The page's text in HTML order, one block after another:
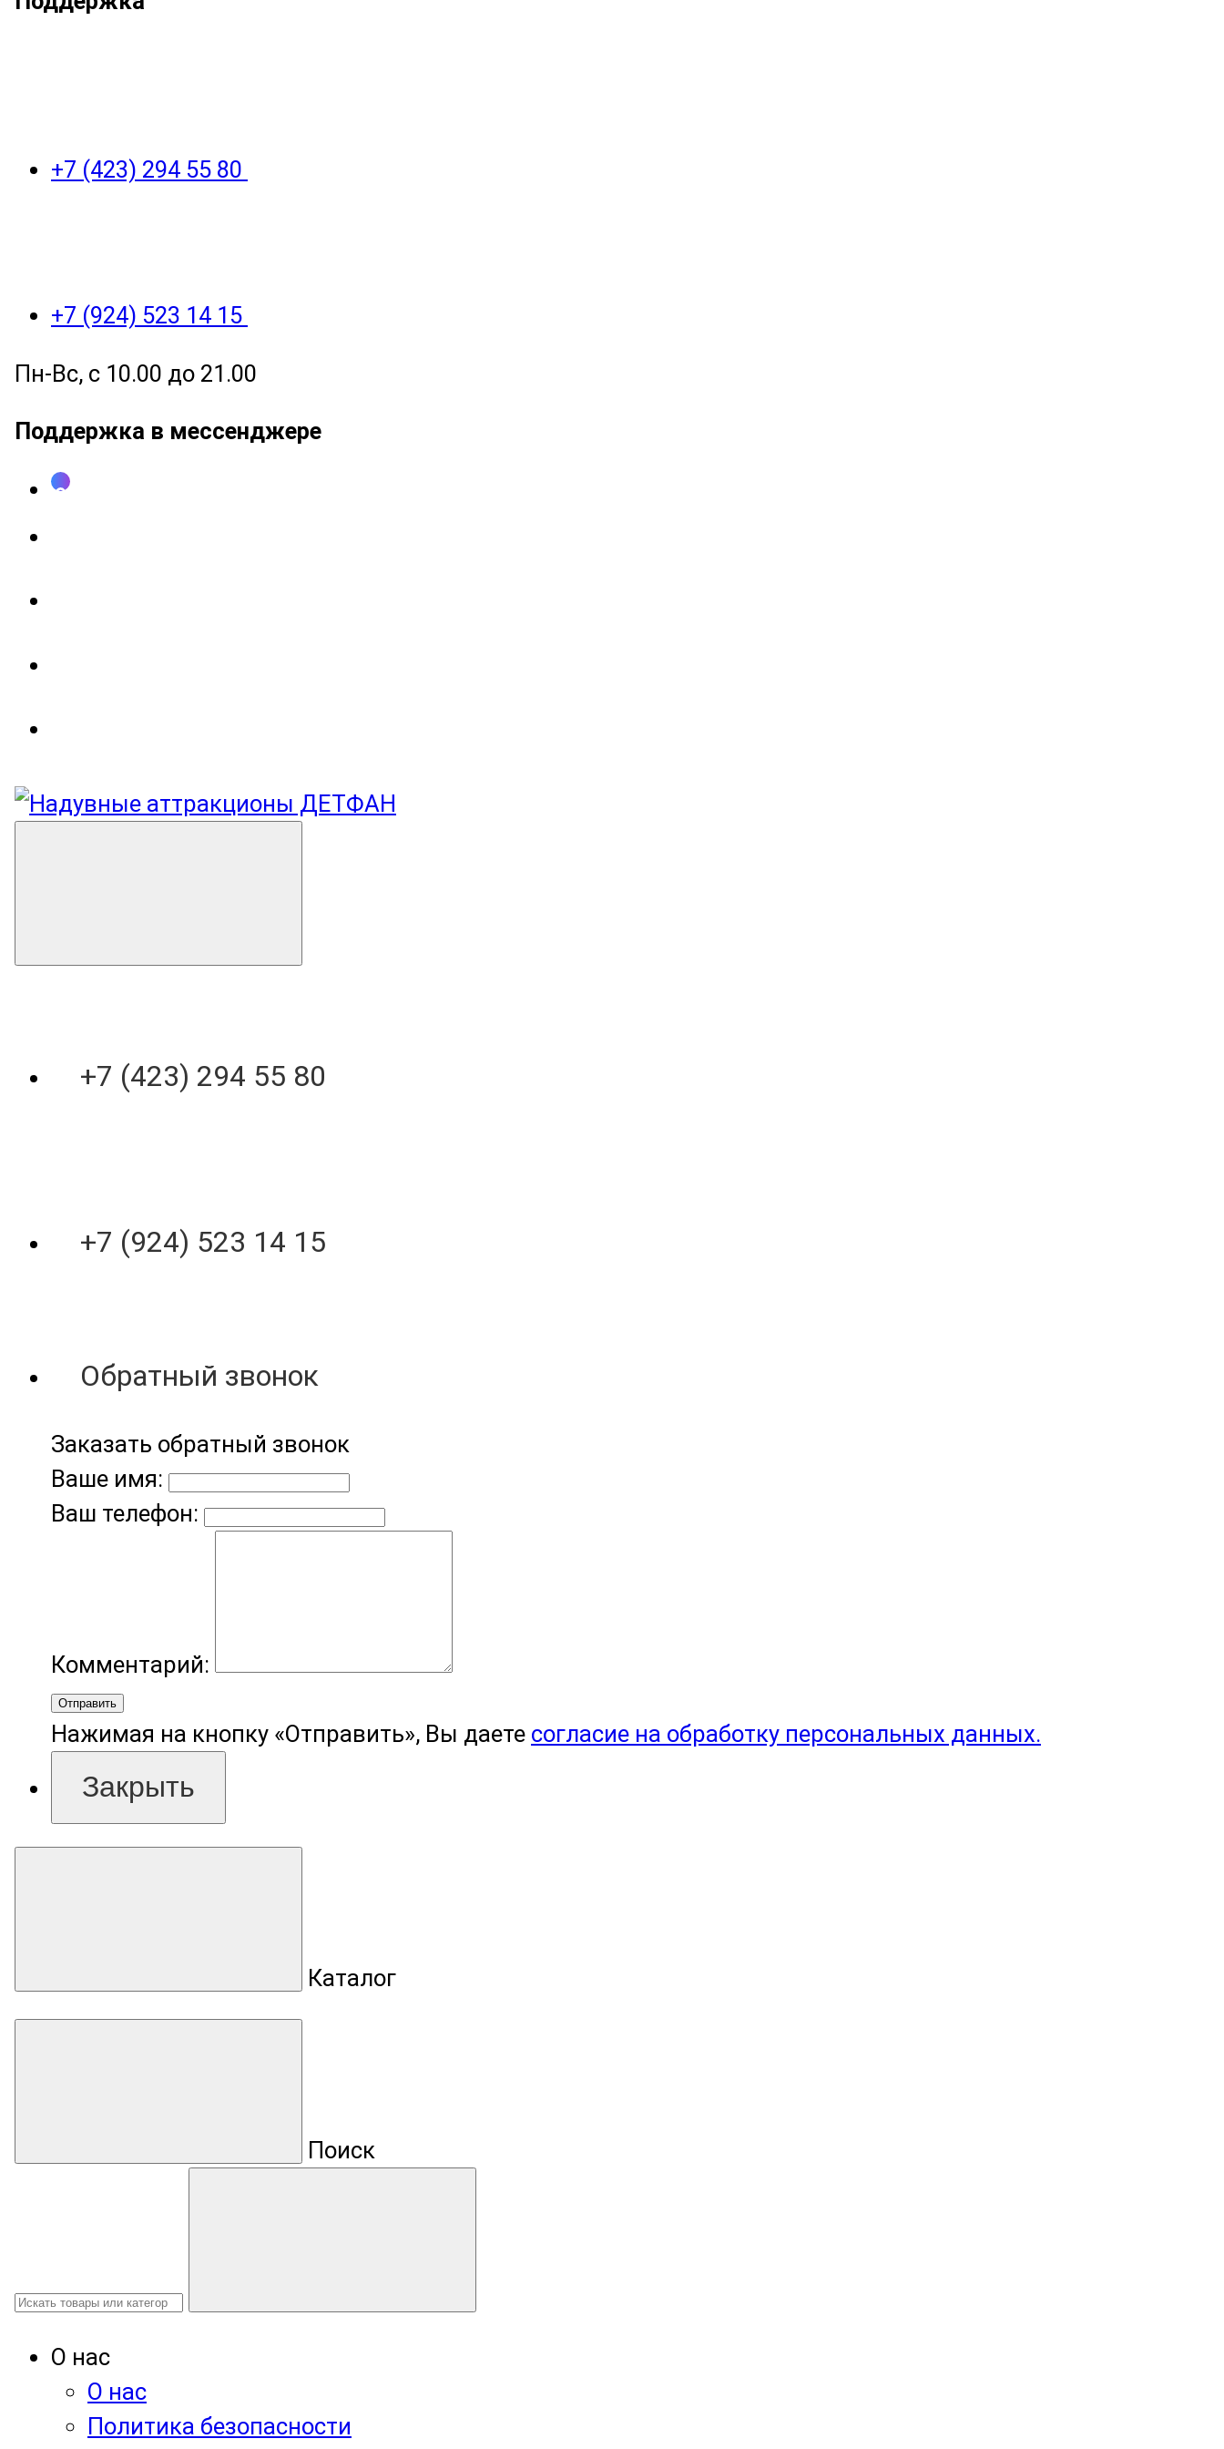
+7 (423) 294 55 80
+7 (924) 523 14 15
Пн-Вс, с 10.00 до 21.00
Поддержка в мессенджере
+7 (423) 294 55 80
+7 (924) 523 14 15
Обратный звонок
Заказать обратный звонок
Ваше имя:
Ваш телефон:
Комментарий:
Отправить
Нажимая на кнопку «Отправить», Вы даете согласие на обработку персональных данных.
Закрыть
Каталог
Поиск
О нас
О нас
Политика безопасности